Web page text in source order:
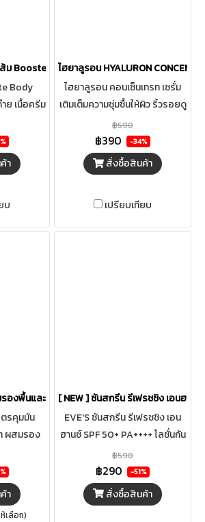
ม Booster Up White Body Cream
Body
ย เนื้อครีม
ง 10% ที่
ปรับผิวให้
ดด่ำงดำสี
รรมชำติ
ชนิดฟื้น
า
บ
ไฮยาลูรอน HYALURON
ไฮยาลูรอน คอนเซ็นเทรท เซรั่ม
เติมเต็มความชุ่มชื้นให้ผิว ริ้วรอยดู
ตื้นขึ้น HYALURON
CONCENTRATE SERUM เซรั่ม
สูตรเข้มข้น อัดเเน่นด้วย
Hyaluron 15 Molecules ที่ผ่าน
Extraction ผสานกับ Vitamin
B3 และสารสกัดจากธรรมชาติถึง
฿590
฿390 -34%
สั่งซื้อสินค้า
เปรียบเทียบ
องพื้นและกันแดด
รคุมมัน
ผสมรอง
า
เลือก)
[ NEW ] ซันสกรีน รีเฟรชชิง เอนฮานซ์
EVE'S ซันสกรีน รีเฟรชชิง เอน
ฮานซ์ SPF 50+ PA++++ โลชั่นกัน
แดดอีฟส์ โลชั่นบํารุงผิวกาย ให้
ความเย็นทันที บรรเทาความร้อน
ของผิว ด้วยเนื้อสัมผัสเข้มข้น
บางเบา ไม่เหนียว เหนอะหนะ
฿590
฿290 -51%
สั่งซื้อสินค้า